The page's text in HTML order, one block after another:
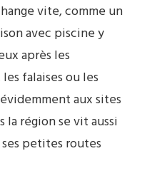
vite, comme un
avec piscine y
après les
falaises ou les
aux sites
la région se vit aussi
ses petites routes